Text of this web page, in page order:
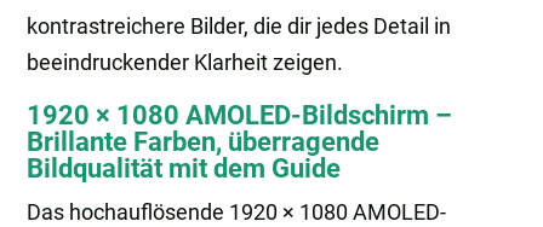
kontrastreichere Bilder, die dir jedes Detail in
beeindruckender Klarheit zeigen.
1920 × 1080 AMOLED-Bildschirm –
Brillante Farben, überragende
Bildqualität mit dem Guide
Das hochauflösende 1920 × 1080 AMOLED-